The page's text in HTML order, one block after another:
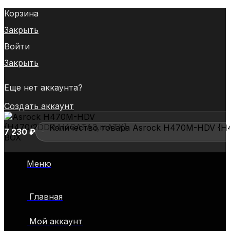
Корзина
Закрыть
Войти
Закрыть
Еще нет аккаунта?
Создать аккаунт
7 230₽ Количество товара Asrock H470M-HDV
Меню
Главная
Мой аккаунт